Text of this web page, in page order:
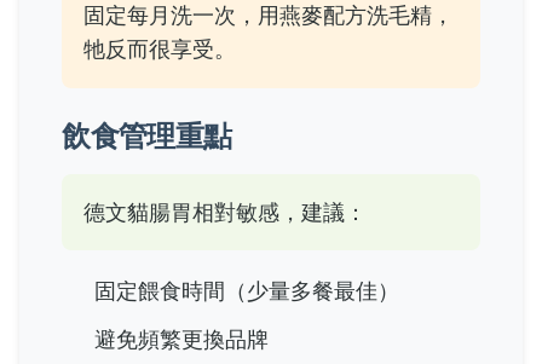
固定每月洗一次，用燕麥配方洗毛精，
牠反而很享受。
飲食管理重點
德文貓腸胃相對敏感，建議：
固定餵食時間（少量多餐最佳）
避免頻繁更換品牌